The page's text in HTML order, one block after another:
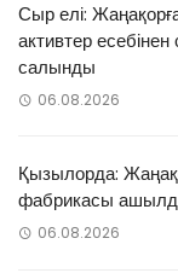
Сыр елі:
активтер
салынды
06.08.2026
Қызылорда:
фабрикасы
06.08.2026